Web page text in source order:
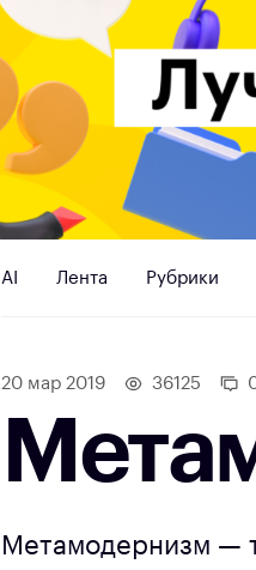
AI Лента Рубрики
20 мар 2019 36125
Метамодернизм —